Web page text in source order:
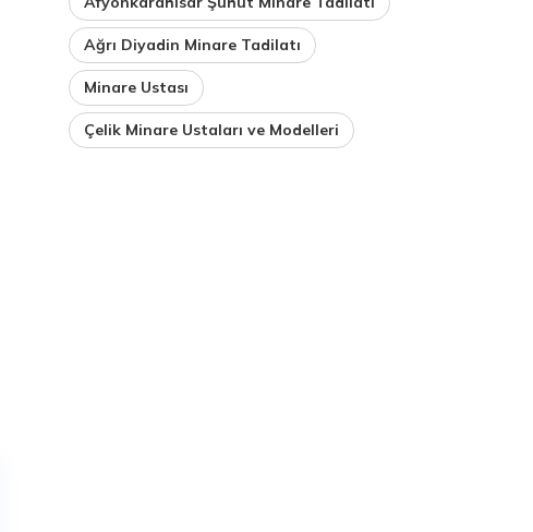
Ağrı Diyadin Minare Tadilatı
Minare Ustası
Çelik Minare Ustaları ve Modelleri